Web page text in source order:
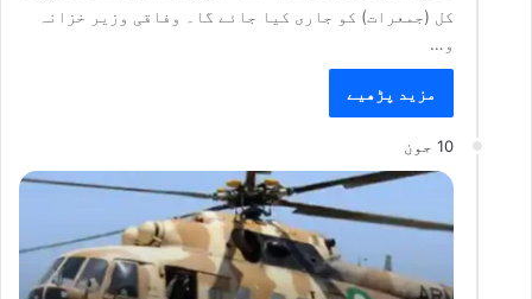
کل (جمعرات) کو جاری کیا جائے گا۔ وفاقی وزیر خزانہ
و…
مزید پڑھیے
10 جون